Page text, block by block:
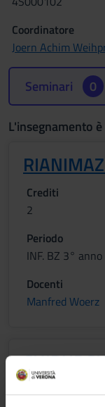
Coordinatore
Joern Achim
Seminari 0
L'insegnamento
Crediti
2
Periodo
INF. BZ 3°
Docenti
Manfred Woerz